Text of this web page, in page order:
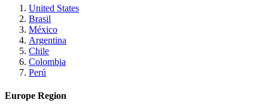
United States
Brasil
México
Argentina
Chile
Colombia
Perú
Europe Region